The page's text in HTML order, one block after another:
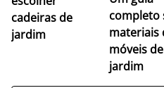
cadeiras de
jardim
completo
materiais
móveis de
jardim